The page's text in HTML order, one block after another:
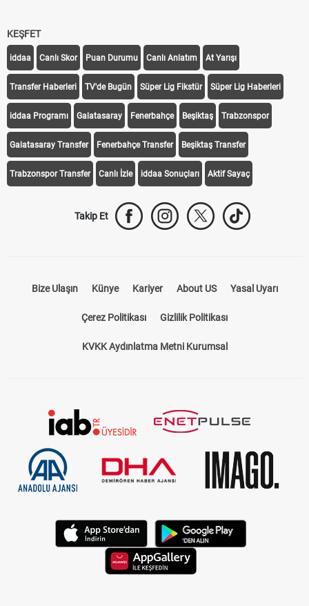
KEŞFET
iddaa Canlı Skor Puan Durumu Canlı Anlatım At Yarışı
Transfer Haberleri TV'de Bugün Süper Lig Fikstür Süper Lig Haberleri
iddaa Programı Galatasaray Fenerbahçe Beşiktaş Trabzonspor
Galatasaray Transfer Fenerbahçe Transfer Beşiktaş Transfer
Trabzonspor Transfer Canlı İzle iddaa Sonuçları Aktif Sayaç